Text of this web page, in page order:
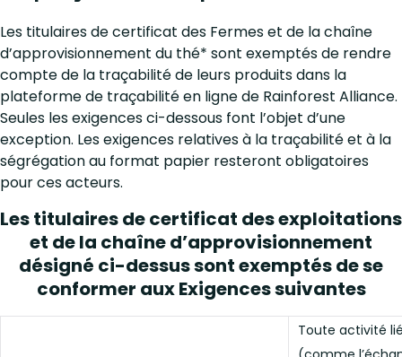
Les titulaires de certificat des Fermes et de la chaîne
d’approvisionnement du thé* sont exemptés de rendre
compte de la traçabilité de leurs produits dans la
plateforme de traçabilité en ligne de Rainforest Alliance.
Seules les exigences ci-dessous font l’objet d’une
exception. Les exigences relatives à la traçabilité et à la
ségrégation au format papier resteront obligatoires
pour ces acteurs.
Les titulaires de certificat des exploitations
et de la chaîne d’approvisionnement
désigné ci-dessus sont exemptés de se
conformer aux Exigences suivantes
Toute activité